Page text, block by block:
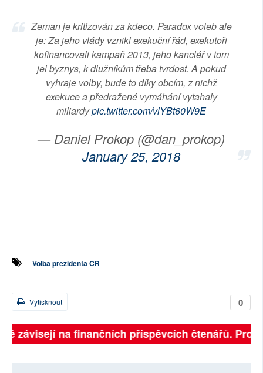
RUBRIKY
PLNÁ VERZE STRÁNEK
Zeman je kritizován za kdeco. Paradox voleb ale
je: Za jeho vlády vznikl exekuční řád, exekutoři
kofinancovali kampaň 2013, jeho kancléř v tom
jel byznys, k dlužníkům třeba tvrdost. A pokud
vyhraje volby, bude to díky obcím, z nichž
exekuce a předražené vymáhání vytahaly
miliardypic.twitter.com/vlYBt60W9E
— Daniel Prokop (@dan_prokop)
January 25, 2018
Volba prezidenta ČR
0
Vytisknout
závisejí na finančních příspěvcích čtenářů.